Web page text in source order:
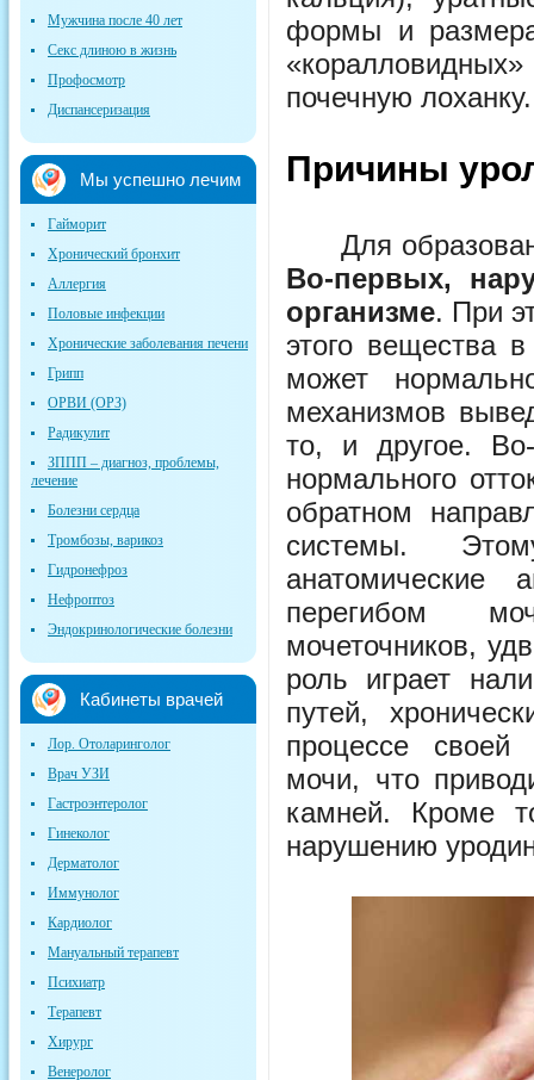
формы и
почечную лоханку.
Причины
Для
Во-первых,
организме. При
этого вещества
может
механизмов
то, и другое.
нормального
обратном
системы.
перегибом
мочеточников,
роль играет
путей,
процессе своей
мочи, что
камней. Кроме
нарушению
Мужчина после 40 лет
Секс длиною в жизнь
Профосмотр
Диспансеризация
Мы успешно лечим
Гайморит
Хронический бронхит
Аллергия
Половые инфекции
Хронические заболевания печени
Грипп
ОРВИ (ОРЗ)
Радикулит
ЗППП – диагноз, проблемы,
лечение
Болезни сердца
Тромбозы, варикоз
Гидронефроз
Нефроптоз
Эндокринологические болезни
Кабинеты врачей
Лор. Отоларинголог
Врач УЗИ
Гастроэнтеролог
Гинеколог
Дерматолог
Иммунолог
Кардиолог
Мануальный терапевт
Психиатр
Терапевт
Хирург
Венеролог